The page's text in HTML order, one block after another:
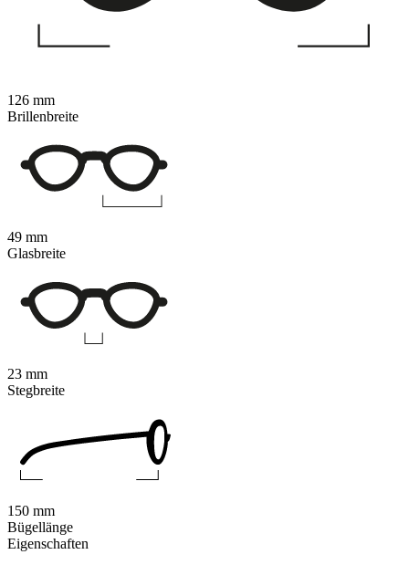
Eigenschaften
126 mm
Brillenbreite
49 mm
Glasbreite
23 mm
Stegbreite
150 mm
Bügellänge